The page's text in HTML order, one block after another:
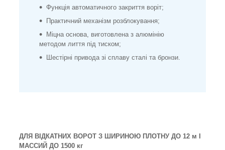
Функція автоматичного закриття воріт;
Практичний механізм розблокування;
Міцна основа, виготовлена з алюмінію
методом лиття під тиском;
Шестірні привода зі сплаву сталі та бронзи.
ДЛЯ ВІДКАТНИХ ВОРОТ З ШИРИНОЮ ПЛОТНУ ДО 12 м І
МАССИЙ ДО 1500 кг